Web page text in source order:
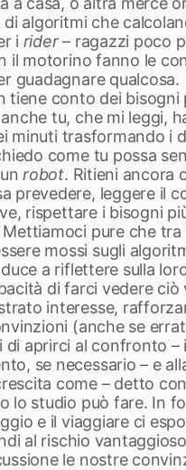
di algoritmi che
i rider– ragazzi poco
il motorino fanno le
guadagnare qualcosa.
tiene conto dei bisogni
tu, che mi leggi,
minuti trasformando i
come tu possa
robot. Ritieni ancora
prevedere, leggere il
rispettare i bisogni
Mettiamoci pure che tra
mossi sugli
a riflettere sulla
di farci vedere ciò
interesse,
(anche se
di aprirci al confronto –
se necessario – e
come – detto con
lo studio può fare. In
e il viaggiare ci
al rischio
le nostre